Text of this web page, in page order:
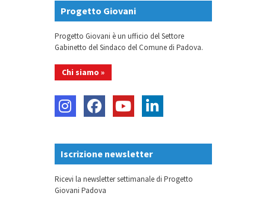
Progetto Giovani
Progetto Giovani è un ufficio del Settore
Gabinetto del Sindaco del Comune di Padova.
Chi siamo »
Iscrizione newsletter
Ricevi la newsletter settimanale di Progetto
Giovani Padova